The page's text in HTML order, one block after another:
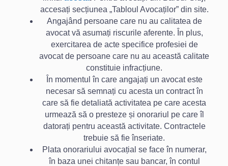
accesați secțiunea „Tabloul Avocaților” din site.
Angajând persoane care nu au calitatea de
avocat vă asumați riscurile aferente. În plus,
exercitarea de acte specifice profesiei de
avocat de persoane care nu au această calitate
constituie infracțiune.
În momentul în care angajați un avocat este
necesar să semnați cu acesta un contract în
care să fie detaliată activitatea pe care acesta
urmează să o presteze și onorariul pe care îl
datorați pentru această activitate. Contractele
trebuie să fie înseriate.
Plata onorariului avocațial se face în numerar,
în baza unei chitanțe sau bancar, în contul